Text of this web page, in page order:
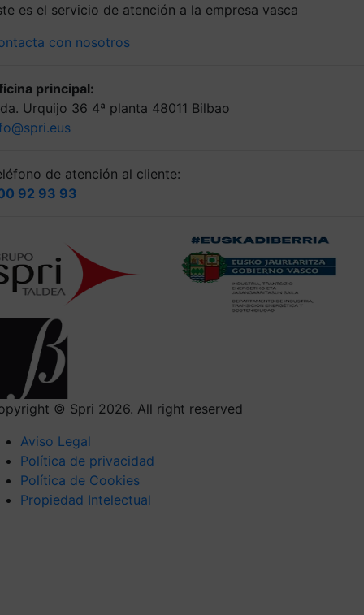
es el servicio de atención a la empresa vasca
con nosotros
principal:
Urquijo 36 4ª planta 48011 Bilbao
de atención al cliente:
92 93 93
© Spri 2026. All right reserved
Aviso Legal
Política de privacidad
Política de Cookies
Propiedad Intelectual